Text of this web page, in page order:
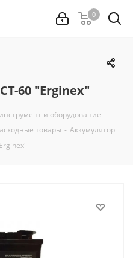
0
60 "Erginex"
и оборудование -
товары - Аккумулятор